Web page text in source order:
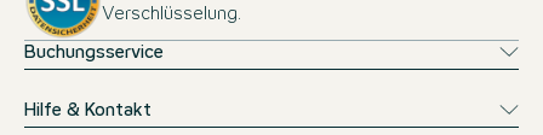
Verschlüsselung.
Buchungsservice
Hilfe & Kontakt